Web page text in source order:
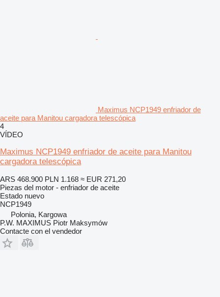
Maximus NCP1949 enfriador de
aceite para Manitou cargadora telescópica
4
VÍDEO
Maximus NCP1949 enfriador de aceite para Manitou
cargadora telescópica
ARS 468.900 PLN 1.168 ≈ EUR 271,20
Piezas del motor - enfriador de aceite
Estado nuevo
NCP1949
Polonia, Kargowa
P.W. MAXIMUS Piotr Maksymów
Contacte con el vendedor